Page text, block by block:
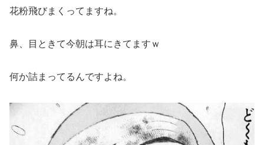
花粉飛びまくってますね。
鼻、目ときて今朝は耳にきてますｗ
何か詰まってるんですよね。